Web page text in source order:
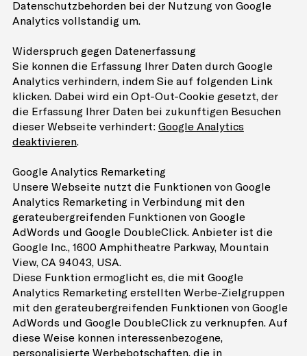
Datenschutzbehörden bei der Nutzung von Google
Analytics vollständig um.
Widerspruch gegen Datenerfassung
Sie können die Erfassung Ihrer Daten durch Google
Analytics verhindern, indem Sie auf folgenden Link
klicken. Dabei wird ein Opt-Out-Cookie gesetzt, der
die Erfassung Ihrer Daten bei zukünftigen Besuchen
dieser Webseite verhindert: Google Analytics
deaktivieren.
Google Analytics Remarketing
Unsere Webseite nutzt die Funktionen von Google
Analytics Remarketing in Verbindung mit den
geräteübergreifenden Funktionen von Google
AdWords und Google DoubleClick. Anbieter ist die
Google Inc., 1600 Amphitheatre Parkway, Mountain
View, CA 94043, USA.
Diese Funktion ermöglicht es, die mit Google
Analytics Remarketing erstellten Werbe-Zielgruppen
mit den geräteübergreifenden Funktionen von Google
AdWords und Google DoubleClick zu verknüpfen. Auf
diese Weise können interessenbezogene,
personalisierte Werbebotschaften, die in